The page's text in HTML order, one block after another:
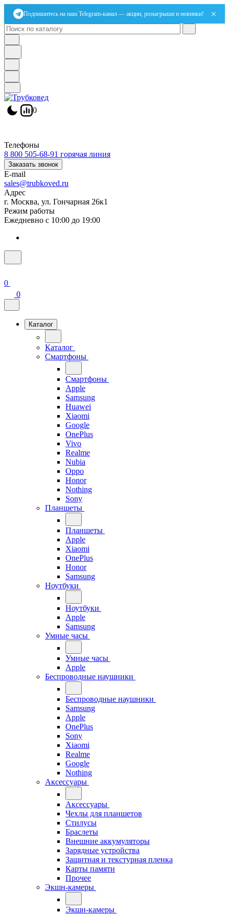
Подпишитесь на наш Telegram-канал — акции, розыгрыши и новинки! ×
0
Телефоны
8 800 505-68-91 горячая линия
Заказать звонок
E-mail
sales@trubkoved.ru
Адрес
г. Москва, ул. Гончарная 26к1
Режим работы
Ежедневно с 10:00 до 19:00
0
0
Каталог
Каталог
Смартфоны
Смартфоны
Apple
Samsung
Huawei
Xiaomi
Google
OnePlus
Vivo
Realme
Nubia
Oppo
Honor
Nothing
Sony
Планшеты
Планшеты
Apple
Xiaomi
OnePlus
Honor
Samsung
Ноутбуки
Ноутбуки
Apple
Samsung
Умные часы
Умные часы
Apple
Беспроводные наушники
Беспроводные наушники
Samsung
Apple
OnePlus
Sony
Xiaomi
Realme
Google
Nothing
Аксессуары
Аксессуары
Чехлы для планшетов
Стилусы
Браслеты
Внешние аккумуляторы
Зарядные устройства
Защитная и текстурная пленка
Карты памяти
Прочее
Экшн-камеры
Экшн-камеры